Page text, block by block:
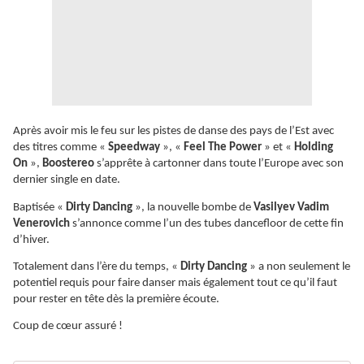
Après avoir mis le feu sur les pistes de danse des pays de l’Est avec
des titres comme « Speedway », « Feel The Power » et « Holding
On », Boostereo s’apprête à cartonner dans toute l’Europe avec son
dernier single en date.
Baptisée « Dirty Dancing », la nouvelle bombe de Vasilyev Vadim
Venerovich s’annonce comme l’un des tubes dancefloor de cette fin
d’hiver.
Totalement dans l’ère du temps, « Dirty Dancing » a non seulement le
potentiel requis pour faire danser mais également tout ce qu’il faut
pour rester en tête dès la première écoute.
Coup de cœur assuré !